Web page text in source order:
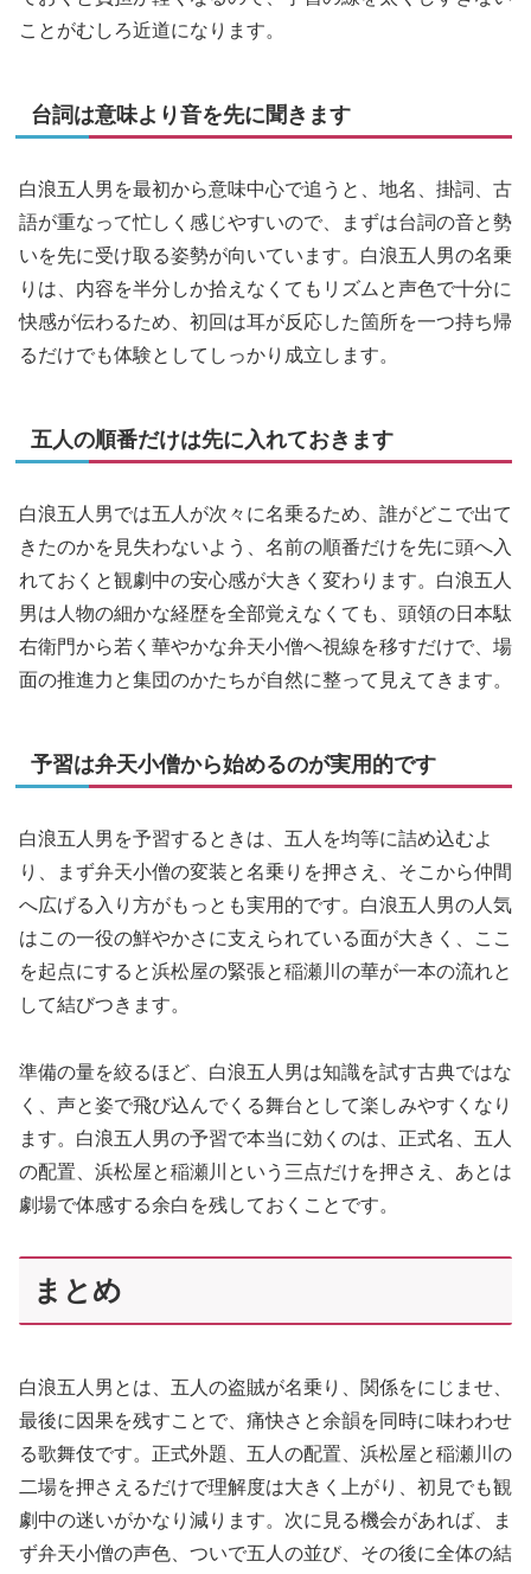
ことがむしろ近道になります。
台詞は意味より音を先に聞きます
白浪五人男を最初から意味中心で追うと、地名、掛詞、古
語が重なって忙しく感じやすいので、まずは台詞の音と勢
いを先に受け取る姿勢が向いています。白浪五人男の名乗
りは、内容を半分しか拾えなくてもリズムと声色で十分に
快感が伝わるため、初回は耳が反応した箇所を一つ持ち帰
るだけでも体験としてしっかり成立します。
五人の順番だけは先に入れておきます
白浪五人男では五人が次々に名乗るため、誰がどこで出て
きたのかを見失わないよう、名前の順番だけを先に頭へ入
れておくと観劇中の安心感が大きく変わります。白浪五人
男は人物の細かな経歴を全部覚えなくても、頭領の日本駄
右衛門から若く華やかな弁天小僧へ視線を移すだけで、場
面の推進力と集団のかたちが自然に整って見えてきます。
予習は弁天小僧から始めるのが実用的です
白浪五人男を予習するときは、五人を均等に詰め込むよ
り、まず弁天小僧の変装と名乗りを押さえ、そこから仲間
へ広げる入り方がもっとも実用的です。白浪五人男の人気
はこの一役の鮮やかさに支えられている面が大きく、ここ
を起点にすると浜松屋の緊張と稲瀬川の華が一本の流れと
して結びつきます。
準備の量を絞るほど、白浪五人男は知識を試す古典ではな
く、声と姿で飛び込んでくる舞台として楽しみやすくなり
ます。白浪五人男の予習で本当に効くのは、正式名、五人
の配置、浜松屋と稲瀬川という三点だけを押さえ、あとは
劇場で体感する余白を残しておくことです。
まとめ
白浪五人男とは、五人の盗賊が名乗り、関係をにじませ、
最後に因果を残すことで、痛快さと余韻を同時に味わわせ
る歌舞伎です。正式外題、五人の配置、浜松屋と稲瀬川の
二場を押さえるだけで理解度は大きく上がり、初見でも観
劇中の迷いがかなり減ります。次に見る機会があれば、ま
ず弁天小僧の声色、ついで五人の並び、その後に全体の結